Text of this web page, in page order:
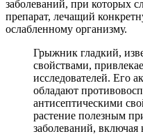
заболеваний, при которых
препарат, лечащий
ослабленному организму.
Грыжник гладкий,
свойствами,
исследователей. Его
обладают
антисептическими
растение полезным
заболеваний,